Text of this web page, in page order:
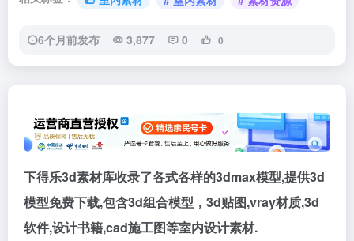
6个月前发布 3,877 0 0
下得乐3d素材库收录了各式各样的3dmax模型,提供3d
模型免费下载,包含3d组合模型，3d贴图,vray材质,3d
软件,设计书籍,cad施工图等室内设计素材.